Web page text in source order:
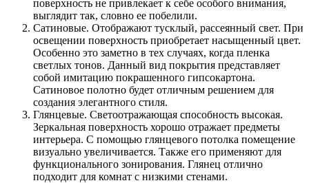
поверхность не привлекает к себе особого внимания,
выглядит так, словно ее побелили.
Сатиновые. Отображают тусклый, рассеянный свет. При
освещении поверхность приобретает насыщенный цвет.
Особенно это заметно в тех случаях, когда пленка
светлых тонов. Данный вид покрытия представляет
собой имитацию покрашенного гипсокартона.
Сатиновое полотно будет отличным решением для
создания элегантного стиля.
Глянцевые. Светоотражающая способность высокая.
Зеркальная поверхность хорошо отражает предметы
интерьера. С помощью глянцевого потолка помещение
визуально увеличивается. Также его применяют для
функционального зонирования. Глянец отлично
подходит для комнат с низкими стенами.